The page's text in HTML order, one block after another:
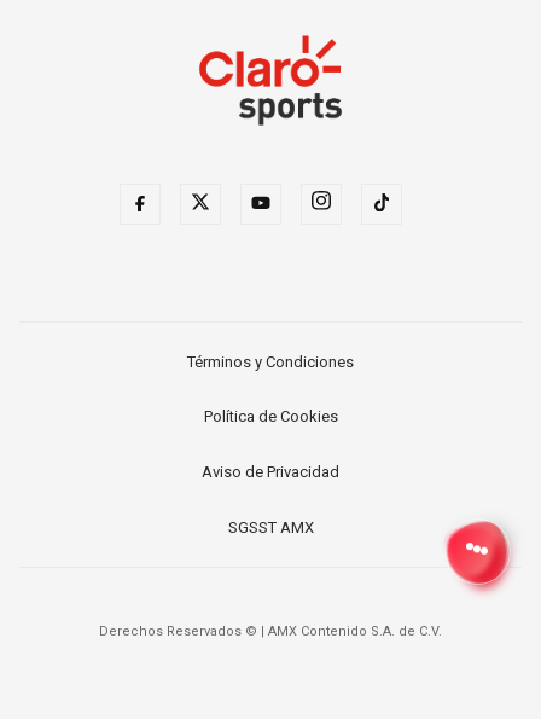
Términos y Condiciones
Política de Cookies
Aviso de Privacidad
SGSST AMX
Derechos Reservados © | AMX Contenido S.A. de C.V.